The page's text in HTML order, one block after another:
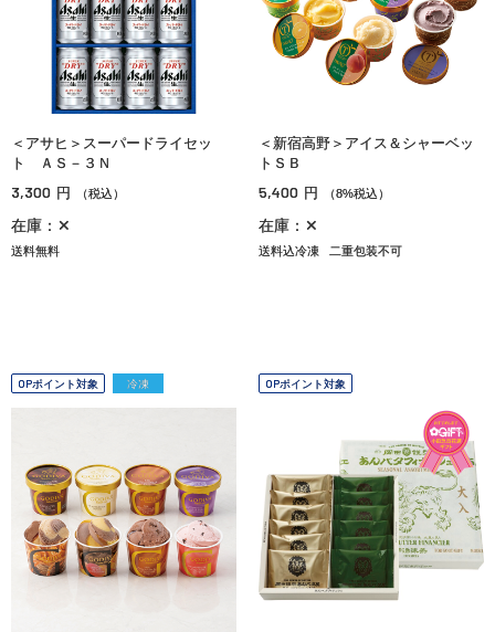
＜アサヒ＞スーパードライセッ
ト ＡＳ－３Ｎ
3,300 円 （税込）
在庫：✕
送料無料
＜新宿高野＞アイス＆シャーベッ
トＳＢ
5,400 円 （8%税込）
在庫：✕
送料込冷凍 二重包装不可
OPポイント対象 冷凍 OPポイント対象